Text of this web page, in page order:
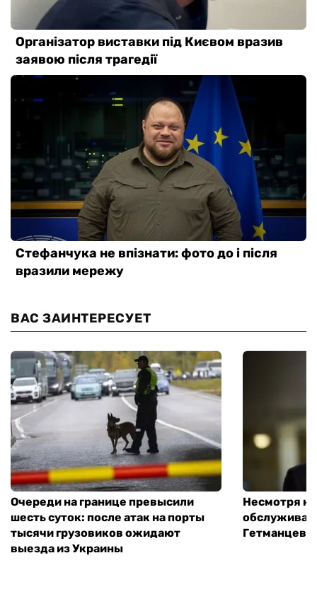
ВАС ЗАИНТЕРЕСУЕТ
Очереди на границе превысили
шесть суток: после атак на порты
тысячи грузовиков ожидают
выезда из Украины
Несмотря на
Гетманцев